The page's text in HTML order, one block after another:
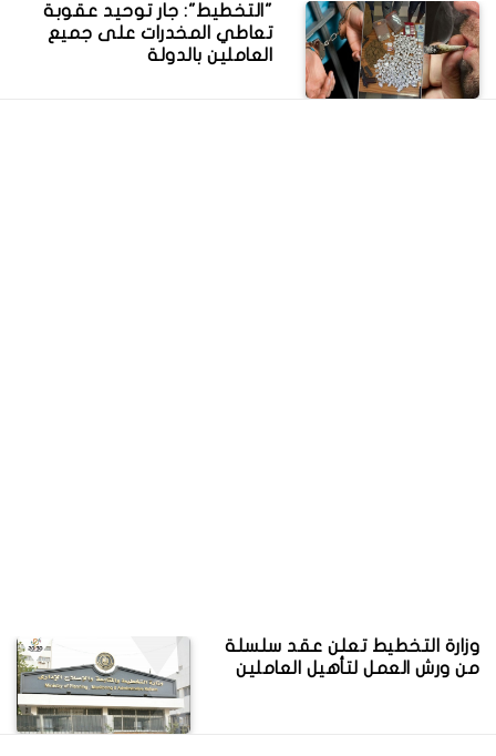
"التخطيط": جار توحيد عقوبة
تعاطي المخدرات على جميع
العاملين بالدولة
وزارة التخطيط تعلن عقد سلسلة
من ورش العمل لتأهيل العاملين